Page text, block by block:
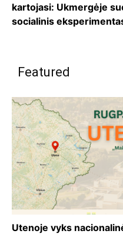
kartojasi: Ukmergėje
socialinis
Featured
Utenoje vyks